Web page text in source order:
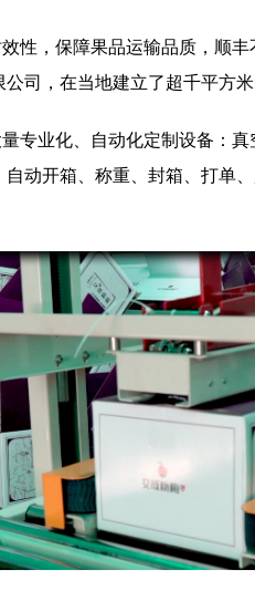
性，保障果品运输品质， 顺丰
司，在当地建立了超千平方
专业化、自动化定制设备：
动开箱、称重、封箱、打单